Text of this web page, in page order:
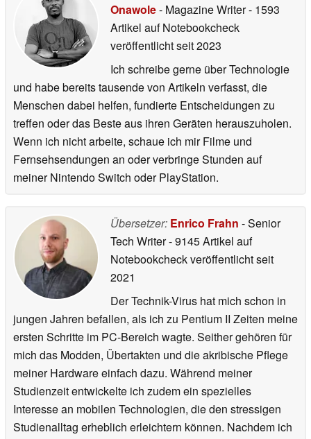
Onawole- Magazine Writer- 1593
Artikel auf Notebookcheck
veröffentlichtseit 2023
Ich schreibe gerne über Technologie
und habe bereits tausende von Artikeln verfasst, die
Menschen dabei helfen, fundierte Entscheidungen zu
treffen oder das Beste aus ihren Geräten herauszuholen.
Wenn ich nicht arbeite, schaue ich mir Filme und
Fernsehsendungen an oder verbringe Stunden auf
meiner Nintendo Switch oder PlayStation.
Übersetzer: Enrico Frahn - Senior
Tech Writer- 9145 Artikel auf
Notebookcheck veröffentlichtseit
2021
Der Technik-Virus hat mich schon in
jungen Jahren befallen, als ich zu Pentium II Zeiten meine
ersten Schritte im PC-Bereich wagte. Seither gehören für
mich das Modden, Übertakten und die akribische Pflege
meiner Hardware einfach dazu. Während meiner
Studienzeit entwickelte ich zudem ein spezielles
Interesse an mobilen Technologien, die den stressigen
Studienalltag erheblich erleichtern können. Nachdem ich